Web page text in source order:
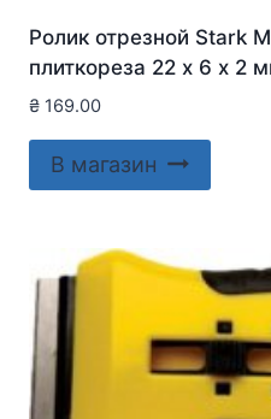
Ролик отрезной Stark
плиткореза 22 х 6 х 2
₴ 169.00
В магазин